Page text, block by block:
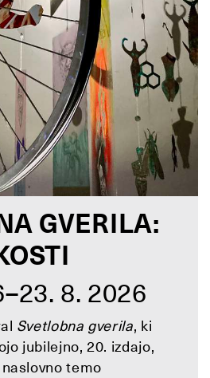
GVERILA:
8. 2026
Svetlobna gverila, ki
jubilejno, 20. izdajo,
temo